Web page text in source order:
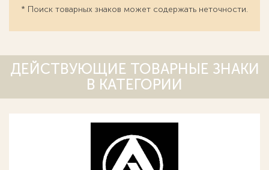
* Поиск товарных знаков может содержать неточности.
ДЕЙСТВУЮЩИЕ ТОВАРНЫЕ ЗНАКИ
В КАТЕГОРИИ